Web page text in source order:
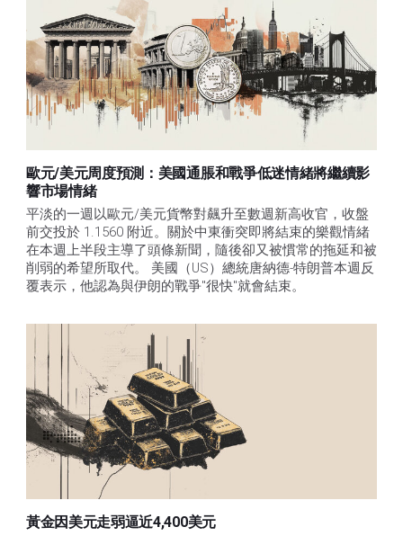
歐元/美元周度預測：美國通脹和戰爭低迷情緒將繼續影
響市場情緒
平淡的一週以歐元/美元貨幣對飆升至數週新高收官，收盤
前交投於 1.1560 附近。關於中東衝突即將結束的樂觀情緒
在本週上半段主導了頭條新聞，隨後卻又被慣常的拖延和被
削弱的希望所取代。 美國（US）總統唐納德-特朗普本週反
覆表示，他認為與伊朗的戰爭"很快"就會結束。
黃金因美元走弱逼近4,400美元